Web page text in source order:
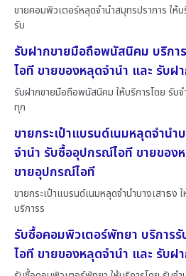
ขายคอมพิวเตอร์หลุดจำนำสมุทรปราการ ให้
รับ
รับฝากขายมือถือพนัสนิคม บริกา
ไอที ขายของหลุดจำนำ และ รับ
รับฝากขายมือถือพนัสนิคม ให้บริการโดย รับ
ทุก
ขายกระเป๋าแบรนด์เนมหลุดจำนำ
จำนำ รับซื้ออุปกรณ์ไอที ขายของ
ขายอุปกรณ์ไอที
ขายกระเป๋าแบรนด์เนมหลุดจำนำบางเสาธง
บริการร
รับซื้อคอมพิวเตอร์พัทยา บริการ
ไอที ขายของหลุดจำนำ และ รับ